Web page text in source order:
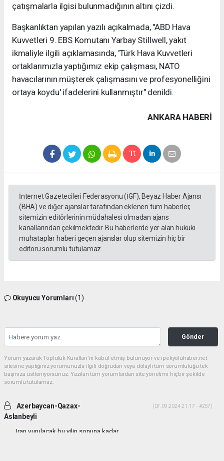
çatışmalarla ilgisi bulunmadığının altını çizdi.
Başkanlıktan yapılan yazılı açıkalmada, "ABD Hava
Kuvvetleri 9. EBS Komutanı Yarbay Stillwell, yakıt
ikmaliyle ilgili açıklamasında, 'Türk Hava Kuvvetleri
ortaklarımızla yaptığımız ekip çalışması, NATO
havacılarının müşterek çalışmasını ve profesyonelliğini
ortaya koydu' ifadelerini kullanmıştır" denildi.
ANKARA HABERİ
İnternet Gazetecileri Federasyonu (İGF), Beyaz Haber Ajansı
(BHA) ve diğer ajanslar tarafından eklenen tüm haberler,
sitemizin editörlerinin müdahalesi olmadan ajans
kanallarından çekilmektedir. Bu haberlerde yer alan hukuki
muhataplar haberi geçen ajanslar olup sitemizin hiç bir
editörü sorumlu tutulamaz...
Okuyucu Yorumları(1)
Gönder
Yorum yazarak Topluluk Kuralları’nı kabul etmiş bulunuyor ve ipekyoluhaber.net
sitesine yaptığınız yorumunuzla ilgili doğrudan veya dolaylı tüm sorumluluğu tek
başınıza üstleniyorsunuz. Yazılan tüm yorumlardan site yönetimi hiçbir şekilde
sorumlu tutulamaz.
Azerbaycan-Qazax-
Aslanbeyli
(07.09.2024 21:17 - #257)
Iran vurulacak bu yilin sonuna kadar...